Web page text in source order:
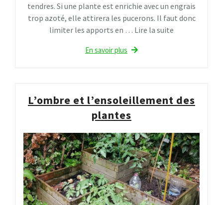
tendres. Si une plante est enrichie avec un engrais
trop azoté, elle attirera les pucerons. Il faut donc
limiter les apports en … Lire la suite
En savoir plus
L’ombre et l’ensoleillement des
plantes